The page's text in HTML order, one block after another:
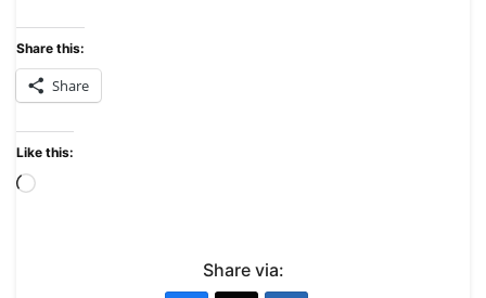
Share this:
Share
Like this:
Share via: